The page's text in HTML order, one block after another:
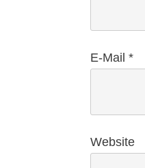
E-Mail *
Website